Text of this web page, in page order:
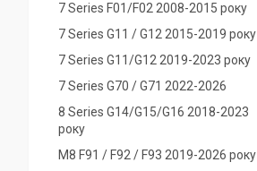
7 Series F01/F02 2008-2015 року
7 Series G11 / G12 2015-2019 року
7 Series G11/G12 2019-2023 року
7 Series G70 / G71 2022-2026
8 Series G14/G15/G16 2018-2023
року
M8 F91 / F92 / F93 2019-2026 року